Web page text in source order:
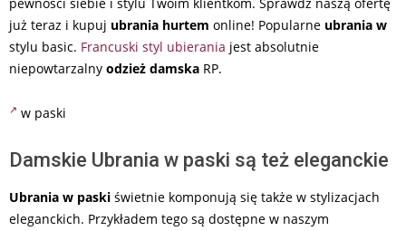
pewności siebie i stylu Twoim klientkom. Sprawdź naszą ofertę
już teraz i kupuj ubrania hurtem online! Popularne ubrania w
stylu basic. Francuski styl ubierania jest absolutnie
niepowtarzalny odzież damska RP.
w paski
Damskie Ubrania w paski są też eleganckie
Ubrania w paski świetnie komponują się także w stylizacjach
eleganckich. Przykładem tego są dostępne w naszym